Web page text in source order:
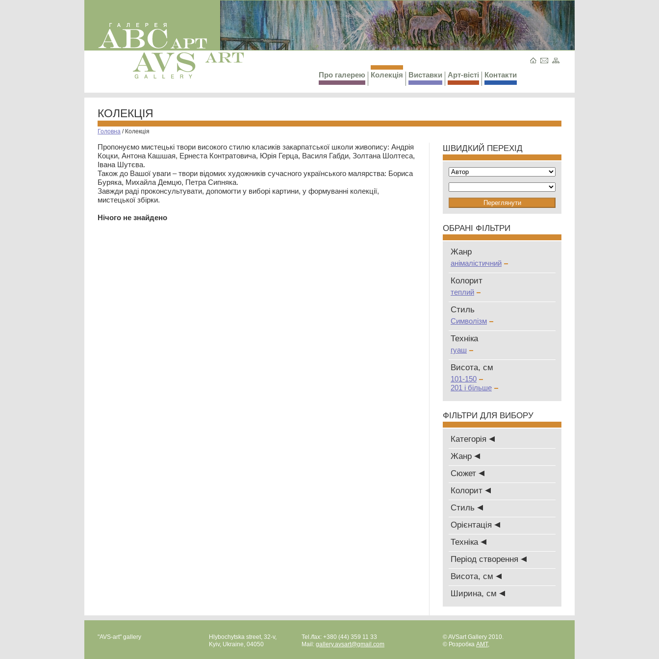
Про галерею Колекція Виставки Арт-вісті Контакти
КОЛЕКЦІЯ
Головна / Колекція
Пропонуємо мистецькі твори високого стилю класиків закарпатської школи живопису: Андрія
Коцки, Антона Кашшая, Ернеста Контратовича, Юрія Герца, Василя Габди, Золтана Шолтеса,
Івана Шутєва.
Також до Вашої уваги – твори відомих художників сучасного українського малярства: Бориса
Буряка, Михайла Демцю, Петра Сипняка.
Завжди раді проконсультувати, допомогти у виборі картини, у формуванні колекції,
мистецької збірки.
Нiчого не знайдено
ШВИДКИЙ ПЕРЕХІД
ОБРАНІ ФІЛЬТРИ
Жанр
анімалістичний
Колорит
теплий
Стиль
Символізм
Техніка
гуаш
Висота, см
101-150
201 і більше
ФІЛЬТРИ ДЛЯ ВИБОРУ
Категорія
Жанр
Сюжет
Колорит
Стиль
Oрієнтація
Техніка
Період створення
Висота, см
Ширина, см
"AVS-art" gallery
Hlybochytska street, 32-v,
Kyiv, Ukraine, 04050
Tel./fax: +380 (44) 359 11 33
Mail: gallery.avsart@gmail.com
© AVSart Gallery 2010.
© Розробка AMT,